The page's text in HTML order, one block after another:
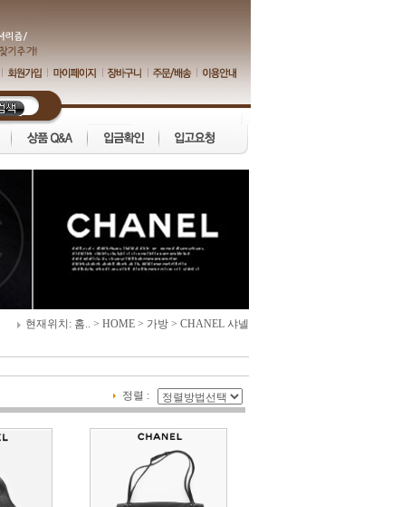
현재위치: 홈.. > HOME > 가방 > CHANEL 샤넬
정렬 :